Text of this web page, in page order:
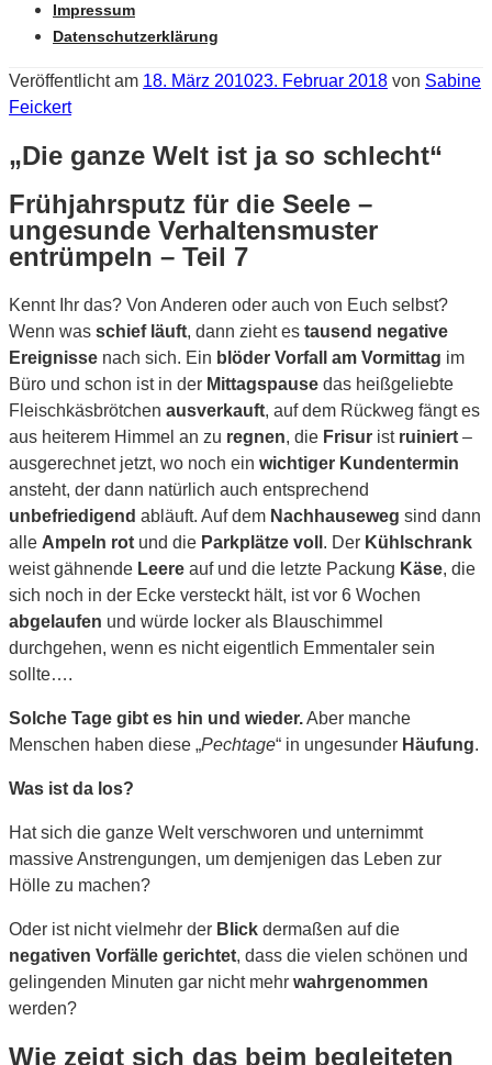
Impressum
Datenschutzerklärung
Veröffentlicht am 18. März 201023. Februar 2018 von Sabine
Feickert
„Die ganze Welt ist ja so schlecht“
Frühjahrsputz für die Seele –
ungesunde Verhaltensmuster
entrümpeln – Teil 7
Kennt Ihr das? Von Anderen oder auch von Euch selbst?
Wenn was schief läuft, dann zieht es tausend negative
Ereignisse nach sich. Ein blöder Vorfall am Vormittag im
Büro und schon ist in der Mittagspause das heißgeliebte
Fleischkäsbrötchen ausverkauft, auf dem Rückweg fängt es
aus heiterem Himmel an zu regnen, die Frisur ist ruiniert –
ausgerechnet jetzt, wo noch ein wichtiger Kundentermin
ansteht, der dann natürlich auch entsprechend
unbefriedigend abläuft. Auf dem Nachhauseweg sind dann
alle Ampeln rot und die Parkplätze voll . Der Kühlschrank
weist gähnende Leere auf und die letzte Packung Käse, die
sich noch in der Ecke versteckt hält, ist vor 6 Wochen
abgelaufen und würde locker als Blauschimmel
durchgehen, wenn es nicht eigentlich Emmentaler sein
sollte….
Solche Tage gibt es hin und wieder.Aber manche
Menschen haben diese „Pechtage“ in ungesunder Häufung.
Was ist da los?
Hat sich die ganze Welt verschworen und unternimmt
massive Anstrengungen, um demjenigen das Leben zur
Hölle zu machen?
Oder ist nicht vielmehr der Blick dermaßen auf die
negativen Vorfälle gerichtet, dass die vielen schönen und
gelingenden Minuten gar nicht mehr wahrgenommen
werden?
Wie zeigt sich das beim begleiteten